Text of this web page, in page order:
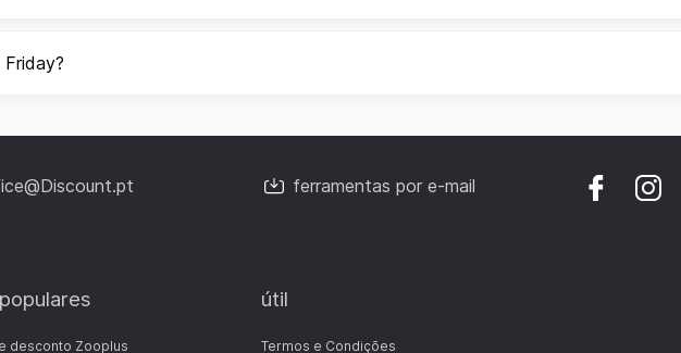
ferramentas por e-mail
desconto Zooplus
útil
Termos e Condições